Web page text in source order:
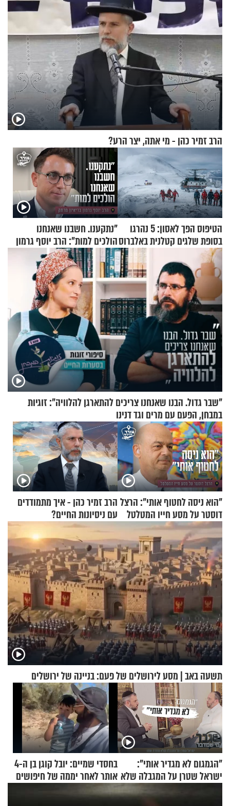
הרב זמיר כהן - מי אתה, יצר הרע?
הטיפוס הפך לאסון: 5 נהרגו
בסופת שלגים קטלנית באלברוס
"נתקענו. חשבנו שאנחנו
הולכים למות": הרב יוסף גרמון
בריאיון מרתק
"שבר גדול. הבנו שאנחנו צריכים להתארגן להלוויה": זוגיות
במבחן, הפעם עם מרים וגד דנינו
"הוא ניסה לחטוף אותי": הרצל
דוסטר על מסע חייו המטלטל
הרב זמיר כהן - איך מתמודדים
עם ניסיונות החיים?
תשעה באב | מסע לירושלים של פעם: בניינה של ירושלים
"הגמגום לא מגדיר אותי":
ישראל שטרן על המגבלה שלא
בחסדי שמיים: יובל קוגן בן ה-4
אותר לאחר יממה של חיפושים